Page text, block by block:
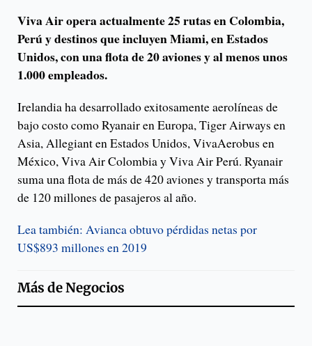
Viva Air opera actualmente 25 rutas en Colombia,
Perú y destinos que incluyen Miami, en Estados
Unidos, con una flota de 20 aviones y al menos unos
1.000 empleados.
Irelandia ha desarrollado exitosamente aerolíneas de
bajo costo como Ryanair en Europa, Tiger Airways en
Asia, Allegiant en Estados Unidos, VivaAerobus en
México, Viva Air Colombia y Viva Air Perú. Ryanair
suma una flota de más de 420 aviones y transporta más
de 120 millones de pasajeros al año.
Lea también: Avianca obtuvo pérdidas netas por
US$893 millones en 2019
Más deNegocios